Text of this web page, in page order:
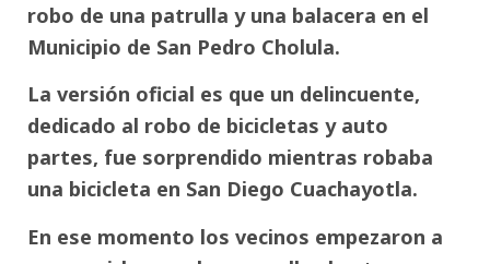
robo de una patrulla y una balacera en el
Municipio de San Pedro Cholula.
La versión oficial es que un delincuente,
dedicado al robo de bicicletas y auto
partes, fue sorprendido mientras robaba
una bicicleta en San Diego Cuachayotla.
En ese momento los vecinos empezaron a